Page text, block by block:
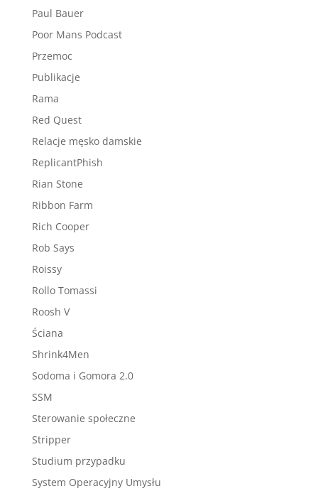
Paul Bauer
Poor Mans Podcast
Przemoc
Publikacje
Rama
Red Quest
Relacje męsko damskie
ReplicantPhish
Rian Stone
Ribbon Farm
Rich Cooper
Rob Says
Roissy
Rollo Tomassi
Roosh V
Ściana
Shrink4Men
Sodoma i Gomora 2.0
SSM
Sterowanie społeczne
Stripper
Studium przypadku
System Operacyjny Umysłu